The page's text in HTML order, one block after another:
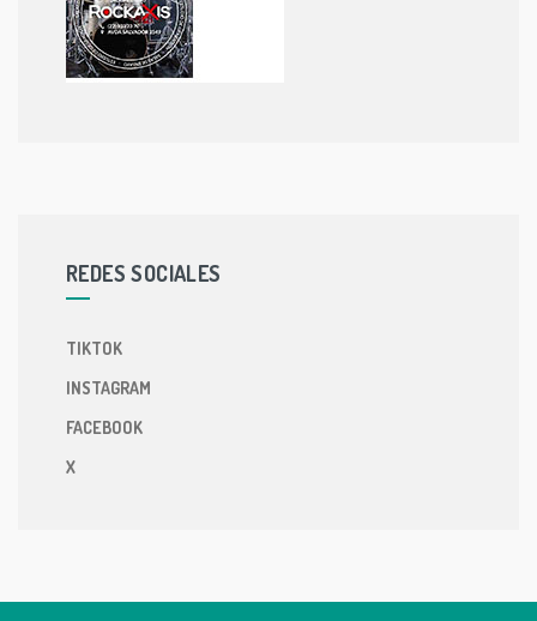
REDES SOCIALES
TIKTOK
INSTAGRAM
FACEBOOK
X